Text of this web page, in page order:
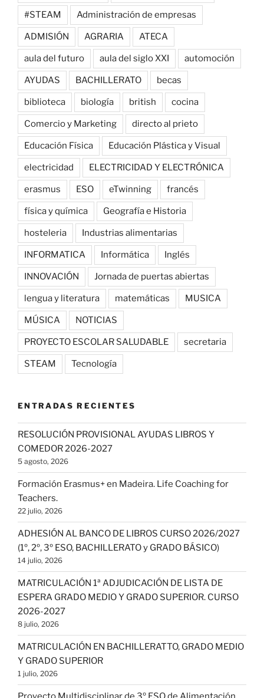
#STEAM Administración de empresas
ADMISIÓN AGRARIA ATECA
aula del futuro aula del siglo XXI automoción
AYUDAS BACHILLERATO becas
biblioteca biología british cocina
Comercio y Marketing directo al prieto
Educación Física Educación Plástica y Visual
electricidad ELECTRICIDAD Y ELECTRÓNICA
erasmus ESO eTwinning francés
física y química Geografía e Historia
hosteleria Industrias alimentarias
INFORMATICA Informática Inglés
INNOVACIÓN Jornada de puertas abiertas
lengua y literatura matemáticas MUSICA
MÚSICA NOTICIAS
PROYECTO ESCOLAR SALUDABLE secretaria
STEAM Tecnología
ENTRADAS RECIENTES
RESOLUCIÓN PROVISIONAL AYUDAS LIBROS Y
COMEDOR 2026-2027
5 agosto, 2026
Formación Erasmus+ en Madeira. Life Coaching for
Teachers.
22 julio, 2026
ADHESIÓN AL BANCO DE LIBROS CURSO 2026/2027
(1º, 2º, 3º ESO, BACHILLERATO y GRADO BÁSICO)
14 julio, 2026
MATRICULACIÓN 1ª ADJUDICACIÓN DE LISTA DE
ESPERA GRADO MEDIO Y GRADO SUPERIOR. CURSO
2026-2027
8 julio, 2026
MATRICULACIÓN EN BACHILLERATTO, GRADO MEDIO
Y GRADO SUPERIOR
1 julio, 2026